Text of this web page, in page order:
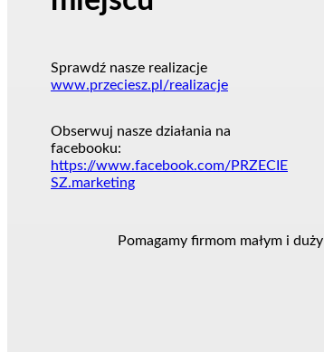
Sprawdź nasze realizacje
www.przeciesz.pl/realizacje
Obserwuj nasze działania na
facebooku:
https://www.facebook.com/PRZECIE
SZ.marketing
Pomagamy firmom małym i